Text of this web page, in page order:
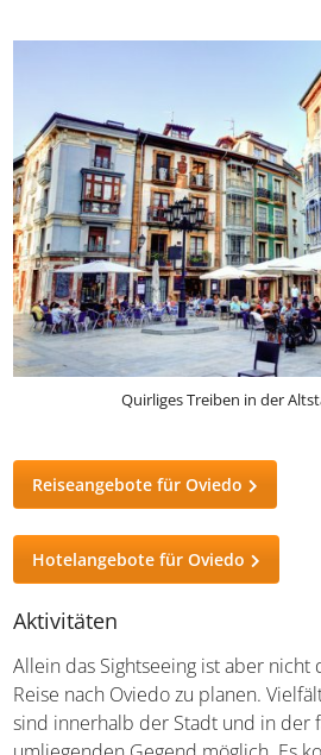
Quirliges Treiben in der
Reiseangebote für Oviedo
Hotelangebote für Oviedo
Aktivitäten
Allein das Sightseeing ist aber nicht
Reise nach Oviedo zu planen.
sind innerhalb der Stadt und in der